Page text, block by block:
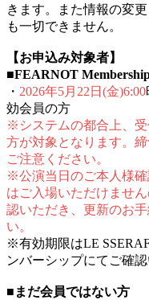
きます。また情報の変
も一切できません。
【お申込み対象者】
■FEARNOT
・ 2026年5月22日(金)6:00
効会員の方
※システムの都合上、
方が対象となります。
ご注意ください。
※公演当日のご本人様
はご入場いただけませ
認いただき、更新のお
い。
※有効期限はLE
ンバーシップにてご確認
■まだ会員ではない方